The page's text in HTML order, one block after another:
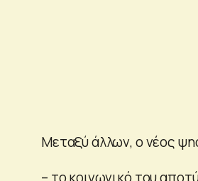
Μεταξύ άλλων, ο νέος
– το κοινωνικό του